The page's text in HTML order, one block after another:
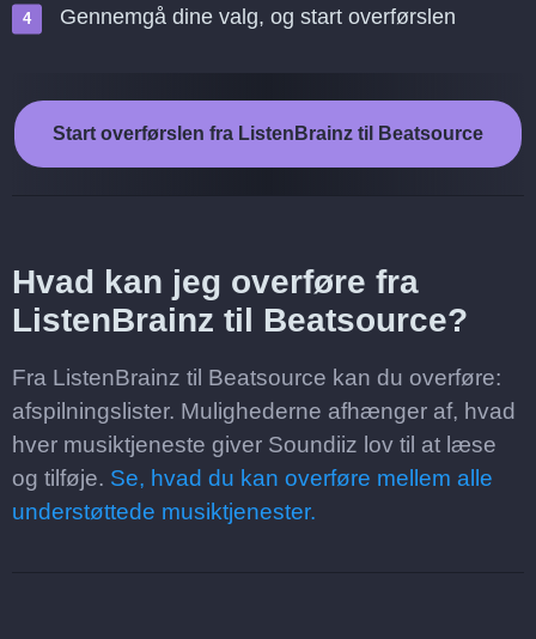
Gennemgå dine valg, og start overførslen
Start overførslen fra ListenBrainz til Beatsource
Hvad kan jeg overføre fra
ListenBrainz til Beatsource?
Fra ListenBrainz til Beatsource kan du overføre:
afspilningslister. Mulighederne afhænger af, hvad
hver musiktjeneste giver Soundiiz lov til at læse
og tilføje. Se, hvad du kan overføre mellem alle
understøttede musiktjenester.